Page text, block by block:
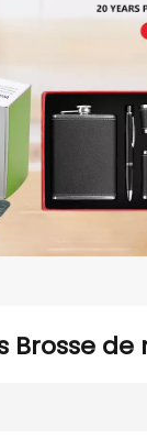
Brosse